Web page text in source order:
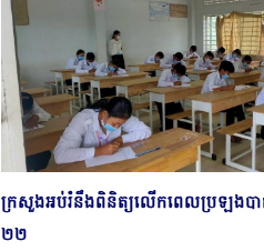
ក្រសួងអប់រំនឹងពិនិត្យលើកពេលប្រឡងបា
២២